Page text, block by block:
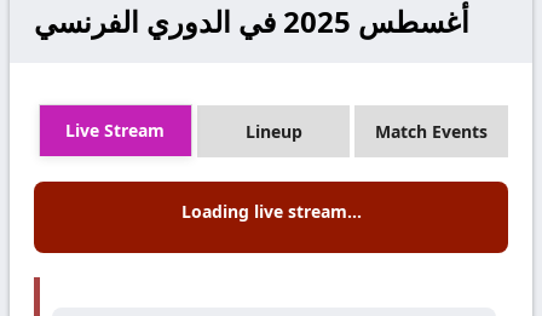
أغسطس 2025 في الدوري الفرنسي
Live Stream Lineup Match Events
Loading live stream...